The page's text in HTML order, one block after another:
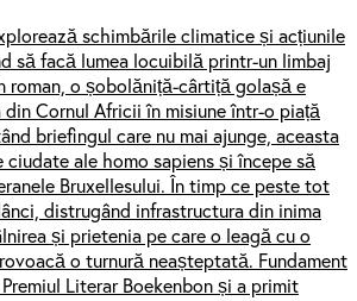
schimbările climatice și acțiunile
să facă lumea locuibilă printr-un limbaj
roman, o șobolăniță-cârtiță golașă e
Cornul Africii în misiune într-o piață
briefingul care nu mai ajunge, aceasta
ale homo sapiens și începe să
Bruxellesului. În timp ce peste tot
distrugând infrastructura din inima
și prietenia pe care o leagă cu o
o turnură neașteptată. Fundament
Literar Boekenbon și a primit